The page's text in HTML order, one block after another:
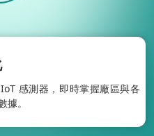
感測器，即時掌握廠區與各
據。